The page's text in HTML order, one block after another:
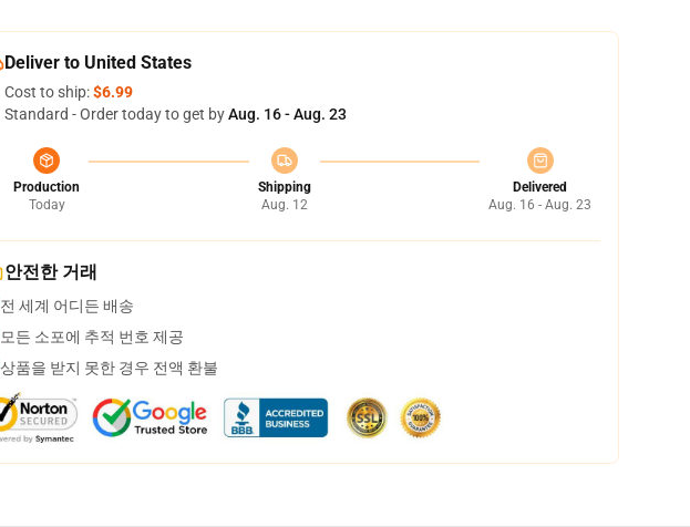
Deliver to United States
Cost to ship:$6.99
Standard - Order today to get byAug. 16 - Aug. 23
Production
Today
Shipping
Aug. 12
Delivered
Aug. 16 - Aug. 23
안전한 거래
전 세계 어디든 배송
모든 소포에 추적 번호 제공
상품을 받지 못한 경우 전액 환불